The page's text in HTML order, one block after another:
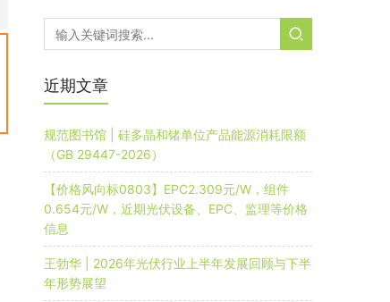
近期文章
规范图书馆 | 硅多晶和锗单位产品能源消耗限额
（GB 29447-2026）
【价格风向标0803】EPC2.309元/W，组件
0.654元/W，近期光伏设备、EPC、监理等价格
信息
王勃华 | 2026年光伏行业上半年发展回顾与下半
年形势展望